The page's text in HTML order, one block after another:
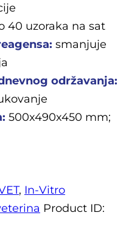
40 uzoraka na sat
smanjuje
održavanja:
500x490x450 mm;
, In-Vitro
Product ID: